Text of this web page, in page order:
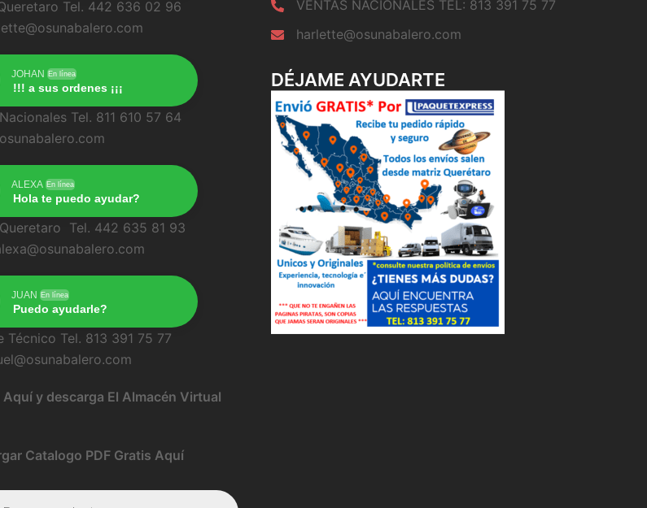
Queretaro Tel. 442 636 02 96
JOHAN En línea
!!! a sus ordenes ¡¡¡
Nacionales Tel. 811 610 57 64
ALEXA En línea
Hola te puedo ayudar?
Queretaro Tel. 442 635 81 93
JUAN En línea
Puedo ayudarle?
Técnico Tel. 813 391 75 77
Aquí y descarga El Almacén Virtual
Catalogo PDF Gratis Aquí
VENTAS NACIONALES TEL: 813 391 75 77
harlette@osunabalero.com
DÉJAME AYUDARTE